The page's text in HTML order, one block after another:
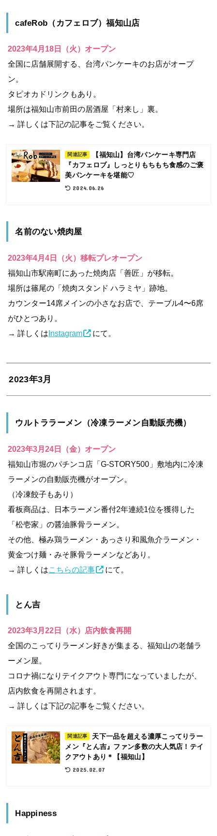
cafeRob（カフェロブ）福知山店
2023年4月18日（火）オープン
全国に店舗展開する、台湾パンケーキのお店がオープ
ン。
タピオカドリンクもあり。
場所は福知山市前田の居酒屋「村来し」裏。
→ 詳しくは下記の記事をご覧ください。
関連記事
【福知山】台湾パンケーキ専門店
『カフェロブ』しっとりもちもち食感のご褒
美パンケーキを堪能♡
2024.06.26
名前のない焼肉屋
2023年4月4日（火）移転プレオープン
福知山市駅南町にあった焼肉店「善匠」が移転。
場所は篠尾の「焼肉スタンド ハラミヤ」跡地。
カウンター14席メインの小さなお店で、テーブル4〜6席
がひとつあり。
→ 詳しくはInstagram にて。
2023年3月
ウルトララーメン（冷凍ラーメン自動販売機）
2023年3月24日（金）オープン
福知山市堀のパチンコ店「G-STORY500」敷地内に冷凍
ラーメンの自動販売機がオープン。
（冷凍餃子もあり）
看板商品は、日本ラーメン番付2年連続1位を獲得した
「松壱家」の醤油豚骨ラーメン。
その他、極み鶏ラーメン・あっさり和風魚介ラーメン・
黄金つけ麺・みそ豚骨ラーメンなどあり。
→ 詳しくはこちらの記事 にて。
とん吉
2023年3月22日（水）店内飲食再開
全国のこってりラーメン好きが集まる、福知山の老舗ラ
ーメン屋。
コロナ禍になりテイクアウト専門になっていましたが、
店内飲食を再開されます。
→ 詳しくは下記の記事をご覧ください。
関連記事
天下一品を超える濃厚こってりラー
メン『とん吉』ファン多数の大人気店！テイ
クアウトあり＊【福知山】
2025.02.07
Happiness